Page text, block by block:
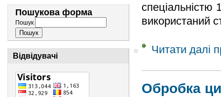
Пошукова форма
Пошук
Відвідувачі
спеціальністю
використаний
Читати далі
Обробка